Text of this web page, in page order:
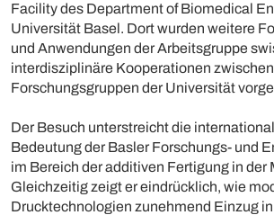
Facility des Department of Biomedical
Universität Basel. Dort wurden weitere
und Anwendungen der Arbeitsgruppe
interdisziplinäre Kooperationen zwischen
Forschungsgruppen der Universität
Der Besuch unterstreicht die
Bedeutung der Basler Forschungs- und
im Bereich der additiven Fertigung in der
Gleichzeitig zeigt er eindrücklich, wie
Drucktechnologien zunehmend Einzug